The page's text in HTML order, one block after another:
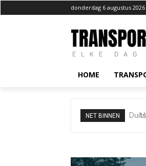
donderdag 6 augustus
HOME
NET BINNEN